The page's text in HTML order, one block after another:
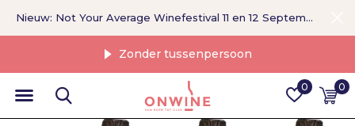
0 0
Zonder tussenpersoon
Nieuw: Not Your Average Winefestival 11 en 12 September >